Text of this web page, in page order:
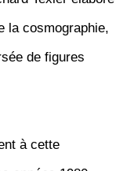
la cosmographie,
de figures
à cette